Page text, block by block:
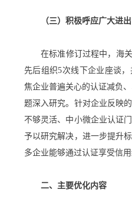
（三）积极呼应广大进
在标准修订过程中，海
先后组织5次线下企业座谈
焦企业普遍关心的认证减负
题深入研究。针对企业反映
不够灵活、中小微企业认证
予以研究解决，进一步提升
多企业能够通过认证享受信用
二、主要优化内容